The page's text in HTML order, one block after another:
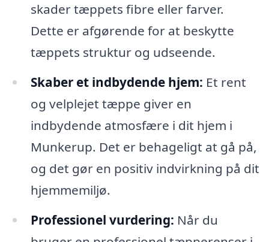
skader tæppets fibre eller farver.
Dette er afgørende for at beskytte
tæppets struktur og udseende.
Skaber et indbydende hjem: Et rent
og velplejet tæppe giver en
indbydende atmosfære i dit hjem i
Munkerup. Det er behageligt at gå på,
og det gør en positiv indvirkning på dit
hjemmemiljø.
Professionel vurdering: Når du